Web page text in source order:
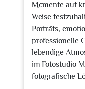
Momente auf
Weise
Porträts,
professionelle
lebendige
im Fotostudio
fotografische